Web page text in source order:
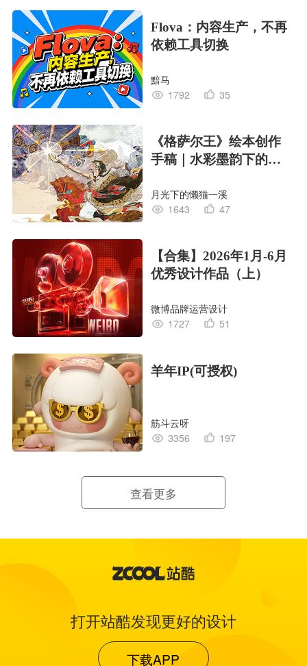
Flova：内容生产，不再
依赖工具切换
黯马
1792
35
《格萨尔王》绘本创作
手稿｜水彩墨韵下的史
月光下的懒猫一溪
1643
47
【合集】2026年1月-6月
优秀设计作品（上）
微博品牌运营设计
1727
51
羊年IP(可授权)
筋斗云呀
3356
197
查看更多
打开站酷发现更好的设计
下载APP